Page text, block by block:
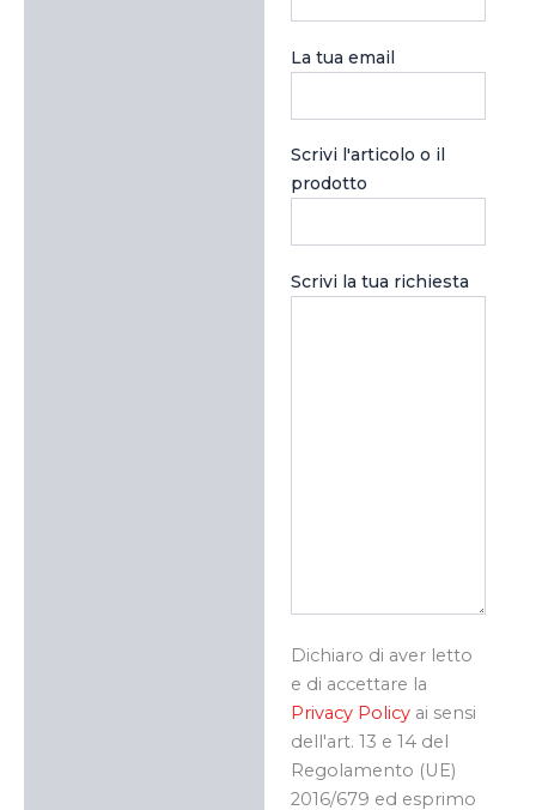
La tua email
Scrivi l'articolo o il
prodotto
Scrivi la tua richiesta
Dichiaro di aver letto
e di accettare la
Privacy Policyai sensi
dell'art. 13 e 14 del
Regolamento (UE)
2016/679 ed esprimo